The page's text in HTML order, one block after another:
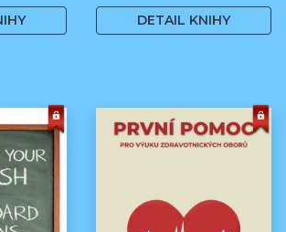
DETAIL KNIHY